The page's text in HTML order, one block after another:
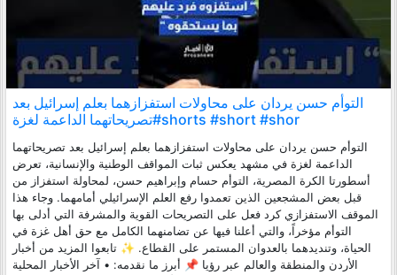
التوأم حسن يردان على محاولات استفزازهما بعلم إسرائيل بعد
تصريحاتهما الداعمة لغزة#shorts #short #shor
التوأم حسن يردان على محاولات استفزازهما بعلم إسرائيل بعد تصريحاتهما
الداعمة لغزة في مشهد يعكس ثبات المواقف الوطنية والإنسانية، تعرض
أسطورتا الكرة المصرية، التوأم حسام وإبراهيم حسن، لمحاولة استفزاز من
قبل بعض المشجعين الذين تعمدوا رفع العلم الإسرائيلي أمامهما. وجاء هذا
الموقف الاستفزازي كرد فعل على التصريحات القوية والمشرفة التي أدلى بها
التوأم مؤخراً، والتي أعلنا فيها عن تضامنهما الكامل مع حق أهل غزة في
الحياة، وتنديدهما بالعدوان المستمر على القطاع. ✨ تابعوا المزيد من أخبار
الأردن والمنطقة والعالم عبر رؤيا 📌 أبرز ما نقدمه: • آخر الأخبار المحلية